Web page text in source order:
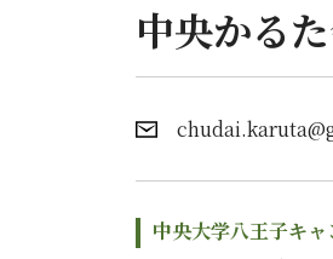
中央かる
中央大学八王子キャ